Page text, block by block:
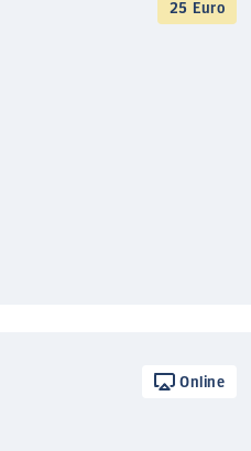
25 Euro
Online